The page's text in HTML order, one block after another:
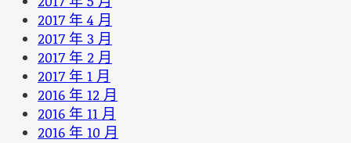
2017 年 4 月
2017 年 3 月
2017 年 2 月
2017 年 1 月
2016 年 12 月
2016 年 11 月
2016 年 10 月